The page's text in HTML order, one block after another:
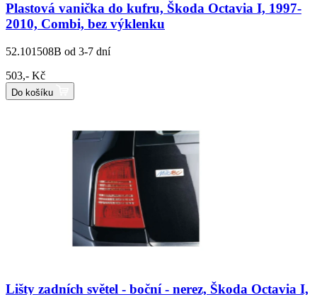
Plastová vanička do kufru, Škoda Octavia I, 1997-
2010, Combi, bez výklenku
52.101508B od 3-7 dní
503,- Kč
Do košíku
Lišty zadních světel - boční - nerez, Škoda Octavia I,